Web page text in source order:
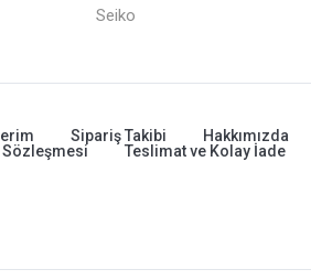
Seiko
Sipariş Takibi Hakkımızda
Sözleşmesi Teslimat ve Kolay İade